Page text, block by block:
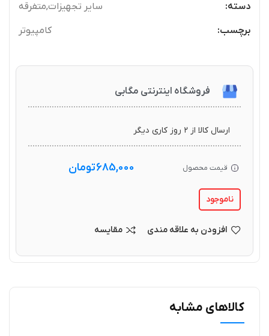
دسته:
سایر تجهیزات,متفرقه
برچسب:
کامپیوتر
فروشگاه اینترنتی مگابی
ارسال کالا از ۲ روز کاری دیگر
قیمت محصول 685,000تومان
ناموجود
افزودن به علاقه مندی مقایسه
کالاهای مشابه